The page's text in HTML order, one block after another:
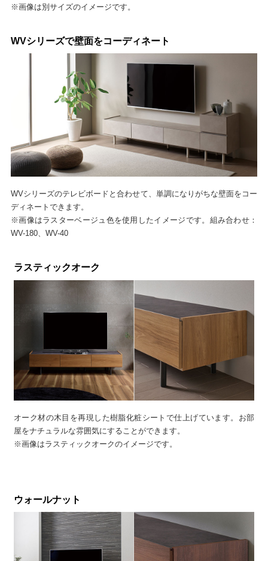
※画像は別サイズのイメージです。
WVシリーズで壁面をコーディネート
WVシリーズのテレビボードと合わせて、単調になりがちな壁面をコー
ディネートできます。
※画像はラスターベージュ色を使用したイメージです。組み合わせ：
WV-180、WV-40
ラスティックオーク
オーク材の木目を再現した樹脂化粧シートで仕上げています。お部
屋をナチュラルな雰囲気にすることができます。
※画像はラスティックオークのイメージです。
ウォールナット